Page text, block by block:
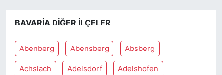
BAVARIA DIĞER İLÇELER
Abenberg Abensberg Absberg
Achslach Adelsdorf Adelshofen